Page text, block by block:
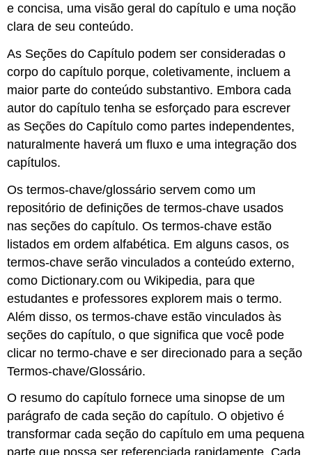
e concisa, uma visão geral do capítulo e uma noção
clara de seu conteúdo.
As Seções do Capítulo podem ser consideradas o
corpo do capítulo porque, coletivamente, incluem a
maior parte do conteúdo substantivo. Embora cada
autor do capítulo tenha se esforçado para escrever
as Seções do Capítulo como partes independentes,
naturalmente haverá um fluxo e uma integração dos
capítulos.
Os termos-chave/glossário servem como um
repositório de definições de termos-chave usados
nas seções do capítulo. Os termos-chave estão
listados em ordem alfabética. Em alguns casos, os
termos-chave serão vinculados a conteúdo externo,
como Dictionary.com ou Wikipedia, para que
estudantes e professores explorem mais o termo.
Além disso, os termos-chave estão vinculados às
seções do capítulo, o que significa que você pode
clicar no termo-chave e ser direcionado para a seção
Termos-chave/Glossário.
O resumo do capítulo fornece uma sinopse de um
parágrafo de cada seção do capítulo. O objetivo é
transformar cada seção do capítulo em uma pequena